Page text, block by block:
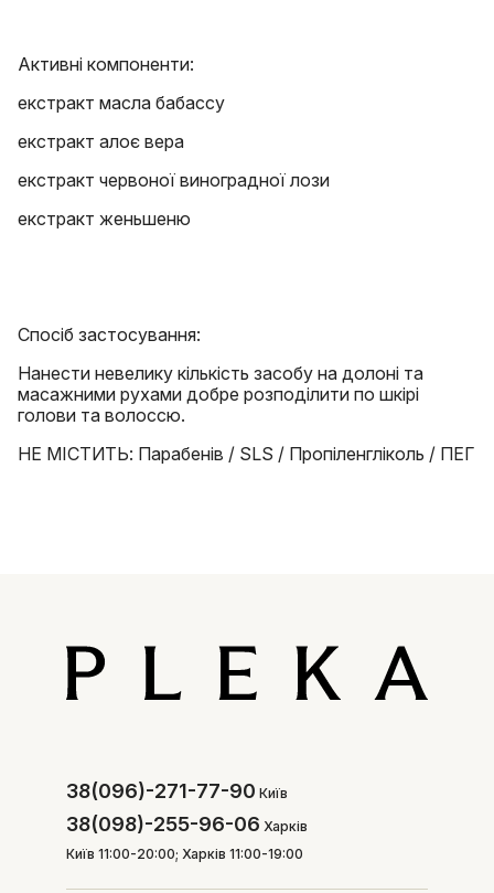
Активні компоненти:
екстракт масла бабассу
екстракт алоє вера
екстракт червоної виноградної лози
екстракт женьшеню
Спосіб застосування:
Нанести невелику кількість засобу на долоні та
масажними рухами добре розподілити по шкірі
голови та волоссю.
НЕ МІСТИТЬ: Парабенів / SLS / Пропіленгліколь / ПЕГ
38(096)-271-77-90 Київ
38(098)-255-96-06 Харків
Київ 11:00-20:00; Харків 11:00-19:00